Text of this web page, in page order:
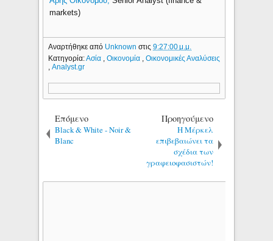
markets)
Αναρτήθηκε από Unknownστις9:27:00 μ.μ.
Κατηγορία:Ασία ,Οικονομία ,Οικονομικές Αναλύσεις
,Analyst.gr
Επόμενο
Black & White - Noir &
Blanc
Προηγούμενο
Η Μέρκελ
επιβεβαιώνει τα
σχέδια των
γραφειοφασιστών!